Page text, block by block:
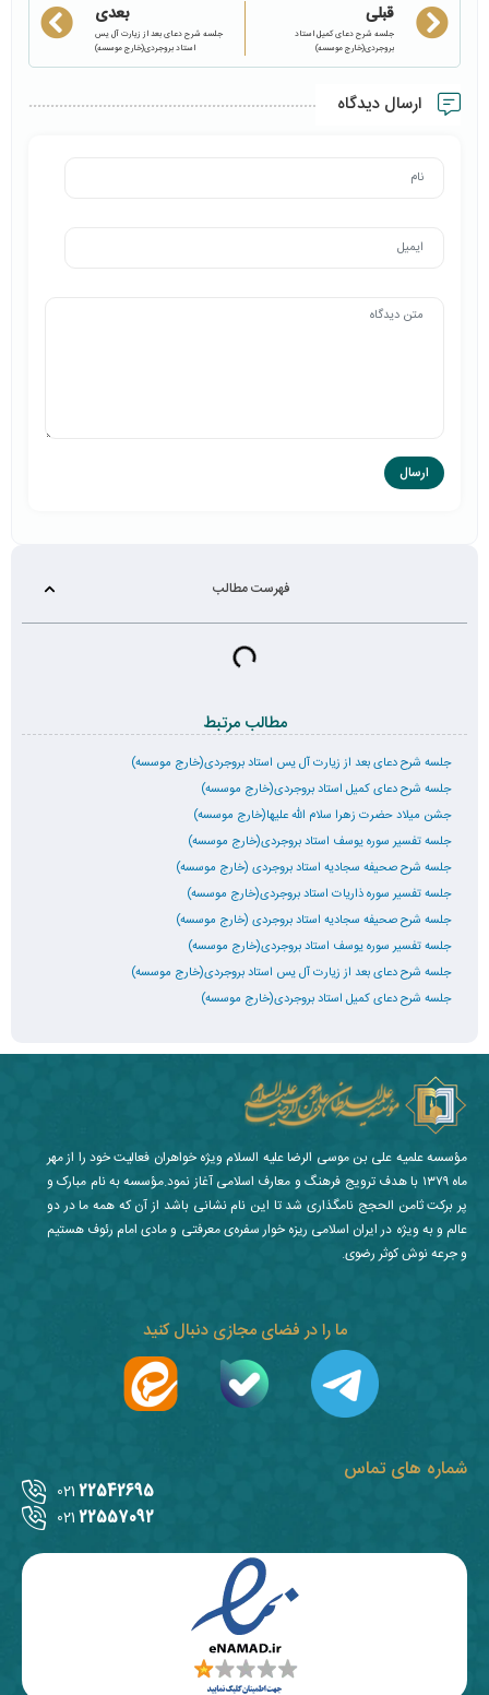
قبلی
جلسه شرح دعای کمیل استاد
بروجردی(خارج موسسه)
بعدی
جلسه شرح دعای بعد از زیارت آل یس
استاد بروجردی(خارج موسسه)
ارسال دیدگاه
فهرست مطالب
مطالب مرتبط
جلسه شرح دعای بعد از زیارت آل یس استاد بروجردی(خارج موسسه)
جلسه شرح دعای کمیل استاد بروجردی(خارج موسسه)
جشن میلاد حضرت زهرا سلام الله علیها(خارج موسسه)
جلسه تفسیر سوره یوسف استاد بروجردی(خارج موسسه)
جلسه شرح صحیفه سجادیه استاد بروجردی (خارج موسسه)
جلسه تفسیر سوره ذاریات استاد بروجردی(خارج موسسه)
جلسه شرح صحیفه سجادیه استاد بروجردی (خارج موسسه)
جلسه تفسیر سوره یوسف استاد بروجردی(خارج موسسه)
جلسه شرح دعای بعد از زیارت آل یس استاد بروجردی(خارج موسسه)
جلسه شرح دعای کمیل استاد بروجردی(خارج موسسه)
شماره های تماس
22542695
021
22557092
021
ما را در فضای مجازی دنبال کنید
مؤسسه علمیه علی بن موسی الرضا علیه السلام ویژه خواهران فعالیت خود را از مهر
ماه ۱۳۷۹ با هدف ترویج فرهنگ و معارف اسلامی آغاز نمود.مؤسسه به نام مبارک و
پر برکت ثامن الحجج نامگذاری شد تا این نام نشانی باشد از آن که همه ما در دو
عالم و به ویژه در ایران اسلامی ریزه خوار سفره‌ی معرفتی و مادی امام رئوف هستیم
و جرعه نوش کوثر رضوی.